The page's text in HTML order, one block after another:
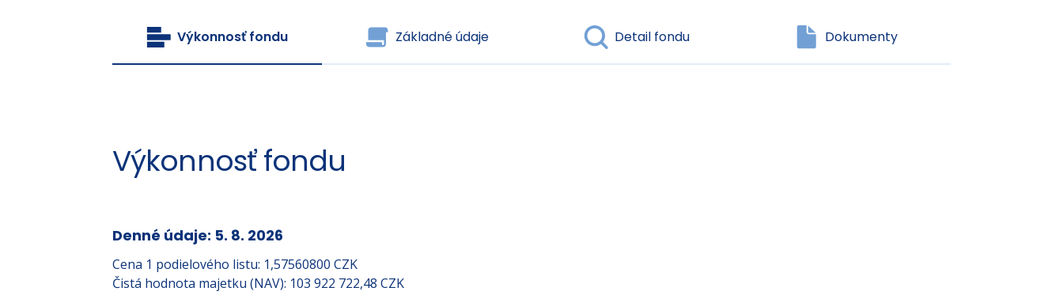
Výkonnosť fondu Základné údaje Detail fondu Dokumenty
Výkonnosť fondu
Denné údaje: 5. 8. 2026
Cena 1 podielového listu: 1,57560800 CZK
Čistá hodnota majetku (NAV): 103 922 722,48 CZK